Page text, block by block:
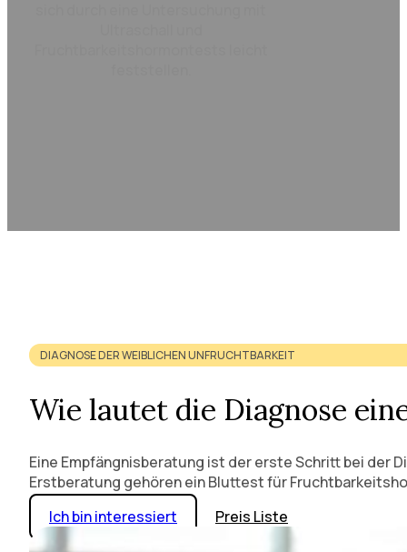
DIAGNOSE DER WEIBLICHEN UNFRUCHTBARKEIT
Wie lautet die Diagnose
Eine Empfängnisberatung ist der erste Schritt bei der
Erstberatung gehören ein Bluttest für
Ich bin interessiert
Preis Liste